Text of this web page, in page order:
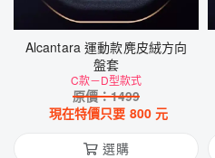
Alcantara 運動款麂皮絨方向
盤套
C款－D型款式
原價：1499
現在特價只要 800 元
選購